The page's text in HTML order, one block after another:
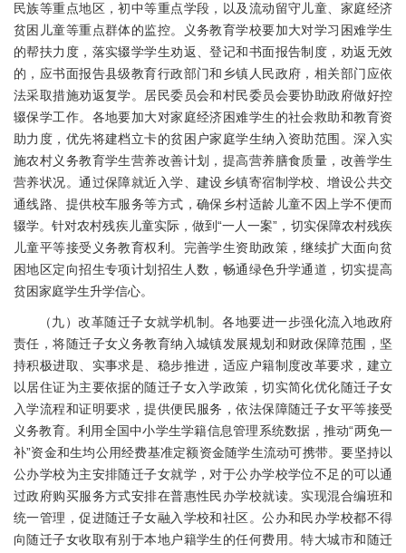
民族等重点地区，初中等重点学段，以及流动留守儿童、家庭经济
贫困儿童等重点群体的监控。义务教育学校要加大对学习困难学生
的帮扶力度，落实辍学学生劝返、登记和书面报告制度，劝返无效
的，应书面报告县级教育行政部门和乡镇人民政府，相关部门应依
法采取措施劝返复学。居民委员会和村民委员会要协助政府做好控
辍保学工作。各地要加大对家庭经济困难学生的社会救助和教育资
助力度，优先将建档立卡的贫困户家庭学生纳入资助范围。深入实
施农村义务教育学生营养改善计划，提高营养膳食质量，改善学生
营养状况。通过保障就近入学、建设乡镇寄宿制学校、增设公共交
通线路、提供校车服务等方式，确保乡村适龄儿童不因上学不便而
辍学。针对农村残疾儿童实际，做到“一人一案”，切实保障农村残疾
儿童平等接受义务教育权利。完善学生资助政策，继续扩大面向贫
困地区定向招生专项计划招生人数，畅通绿色升学通道，切实提高
贫困家庭学生升学信心。
（九）改革随迁子女就学机制。各地要进一步强化流入地政府
责任，将随迁子女义务教育纳入城镇发展规划和财政保障范围，坚
持积极进取、实事求是、稳步推进，适应户籍制度改革要求，建立
以居住证为主要依据的随迁子女入学政策，切实简化优化随迁子女
入学流程和证明要求，提供便民服务，依法保障随迁子女平等接受
义务教育。利用全国中小学生学籍信息管理系统数据，推动“两免一
补”资金和生均公用经费基准定额资金随学生流动可携带。要坚持以
公办学校为主安排随迁子女就学，对于公办学校学位不足的可以通
过政府购买服务方式安排在普惠性民办学校就读。实现混合编班和
统一管理，促进随迁子女融入学校和社区。公办和民办学校都不得
向随迁子女收取有别于本地户籍学生的任何费用。特大城市和随迁